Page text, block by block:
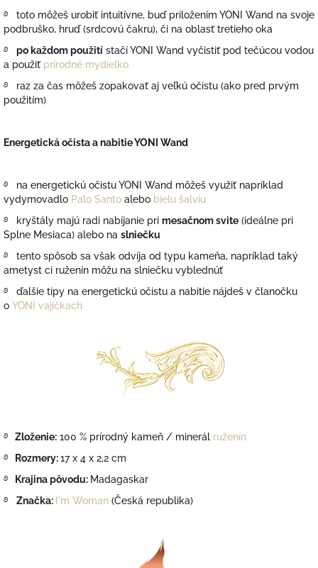
࿔ toto môžeš urobiť intuitívne, buď priložením YONI Wand na svoje
podbruško, hruď (srdcovú čakru), či na oblasť tretieho oka
࿔ po každom použití stačí YONI Wand vyčistiť pod tečúcou vodou
a použiť prírodné mydielko
࿔ raz za čas môžeš zopakovať aj veľkú očistu (ako pred prvým
použitím)
Energetická očista a nabitie YONI Wand
࿔ na energetickú očistu YONI Wand môžeš využiť napríklad
vydymovadlo Palo Santo alebo bielu šalviu
࿔ kryštály majú radi nabíjanie pri mesačnom svite (ideálne pri
Splne Mesiaca) alebo na slniečku
࿔ tento spôsob sa však odvíja od typu kameňa, napríklad taký
ametyst ci ruženín môžu na slniečku vyblednúť
࿔ ďalšie tipy na energetickú očistu a nabitie nájdeš v članočku
o YONI vajíčkach
࿔ Zloženie: 100 % prírodný kameň / minerál ruženín
࿔
Rozmery:17 x 4 x 2,2 cm
࿔
Krajina pôvodu: Madagaskar
࿔ Značka: I'm Woman (Česká republika)